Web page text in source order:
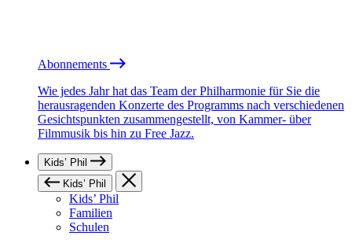
Abonnements
Wie jedes Jahr hat das Team der Philharmonie für Sie die
herausragenden Konzerte des Programms nach verschiedenen
Gesichtspunkten zusammengestellt, von Kammer- über
Filmmusik bis hin zu Free Jazz.
Kids’ Phil
Kids’ Phil
Kids’ Phil
Familien
Schulen